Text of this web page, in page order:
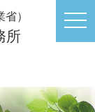
）
所